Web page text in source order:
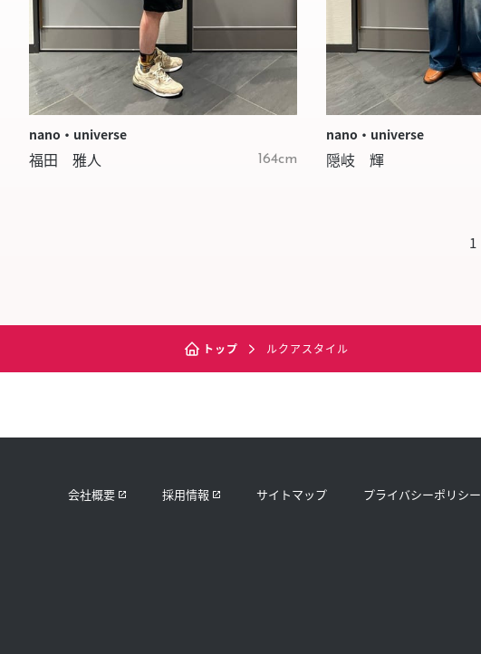
nano・universe
福田 雅人 164cm
nano・universe
隠岐 輝
1
トップ ルクアスタイル
会社概要 採用情報 サイトマップ プライバシーポリシー